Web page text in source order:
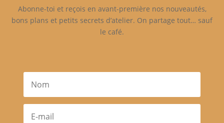
Abonne-toi et reçois en avant-première nos nouveautés,
bons plans et petits secrets d’atelier. On partage tout… sauf
le café.